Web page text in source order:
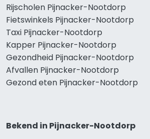
Rijscholen Pijnacker-Nootdorp
Fietswinkels Pijnacker-Nootdorp
Taxi Pijnacker-Nootdorp
Kapper Pijnacker-Nootdorp
Gezondheid Pijnacker-Nootdorp
Afvallen Pijnacker-Nootdorp
Gezond eten Pijnacker-Nootdorp
Bekend in Pijnacker-Nootdorp